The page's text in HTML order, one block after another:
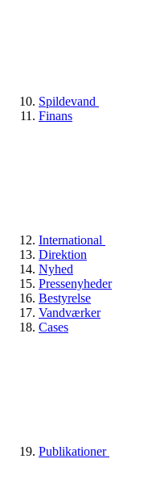
Spildevand
Finans
International
Direktion
Nyhed
Pressenyheder
Bestyrelse
Vandværker
Cases
Publikationer